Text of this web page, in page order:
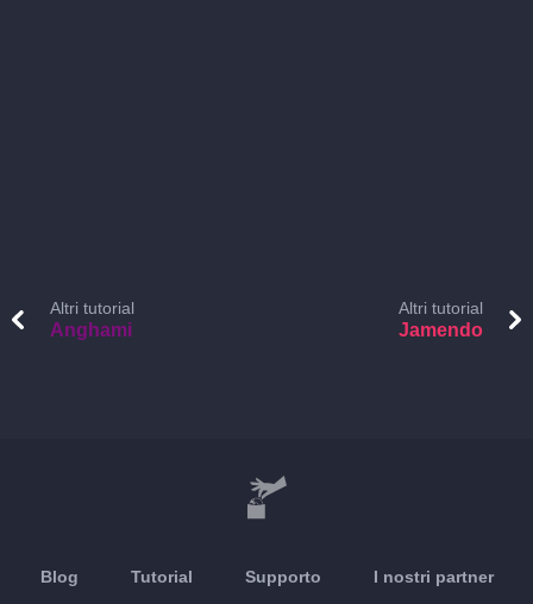
Altri tutorial
Anghami
Altri tutorial
Jamendo
Blog Tutorial Supporto I nostri partner